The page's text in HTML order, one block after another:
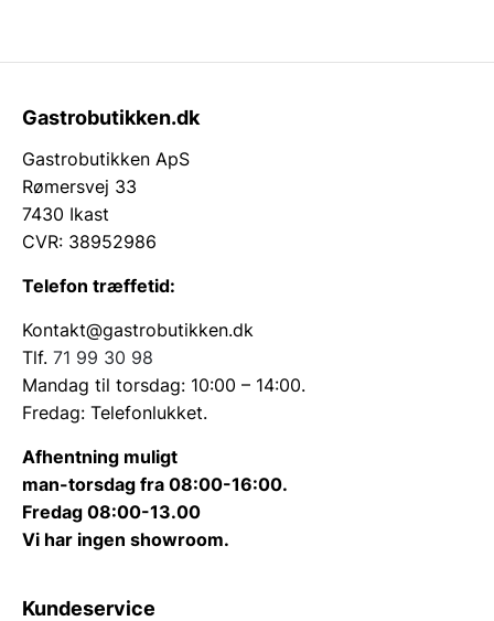
Gastrobutikken.dk
Gastrobutikken ApS
Rømersvej 33
7430 Ikast
CVR: 38952986
Telefon træffetid:
Kontakt@gastrobutikken.dk
Tlf. 71 99 30 98
Mandag til torsdag: 10:00 – 14:00.
Fredag: Telefonlukket.
Afhentning muligt
man-torsdag fra 08:00-16:00.
Fredag 08:00-13.00
Vi har ingen showroom.
Kundeservice